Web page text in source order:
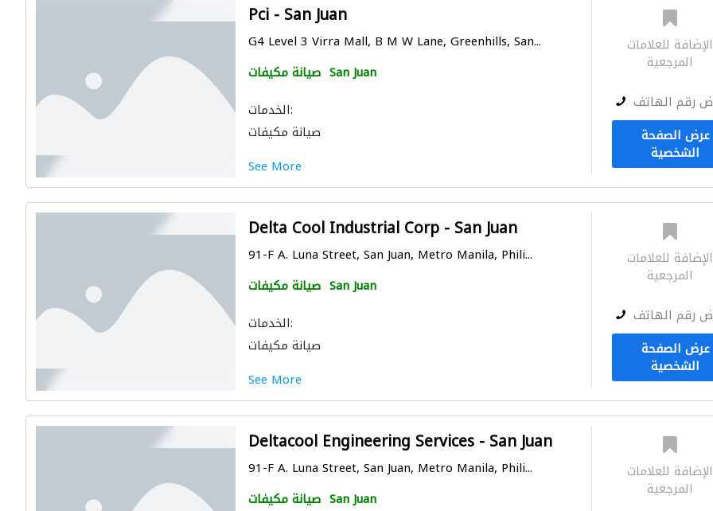
Pci - San Juan
G4 Level 3 Virra Mall, B M W Lane, Greenhills, San...
صيانة مكيفات San Juan
الخدمات:
صيانة مكيفات
See More
الإضافة للعلامات
المرجعية
رقم الهاتف
عرض الصفحة
الشخصية
Delta Cool Industrial Corp - San Juan
91-F A. Luna Street, San Juan, Metro Manila, Phili...
صيانة مكيفات San Juan
الخدمات:
صيانة مكيفات
See More
الإضافة للعلامات
المرجعية
رقم الهاتف
عرض الصفحة
الشخصية
Deltacool Engineering Services - San Juan
91-F A. Luna Street, San Juan, Metro Manila, Phili...
صيانة مكيفات San Juan
الإضافة للعلامات
المرجعية